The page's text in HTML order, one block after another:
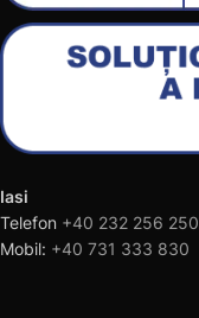
Iasi
Telefon +40 232 256 250
Mobil: +40 731 333 830